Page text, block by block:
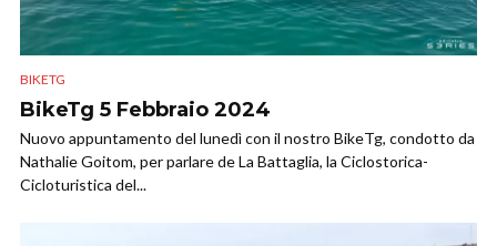
BIKETG
BikeTg 5 Febbraio 2024
Nuovo appuntamento del lunedì con il nostro BikeTg, condotto da
Nathalie Goitom, per parlare de La Battaglia, la Ciclostorica-
Cicloturistica del...